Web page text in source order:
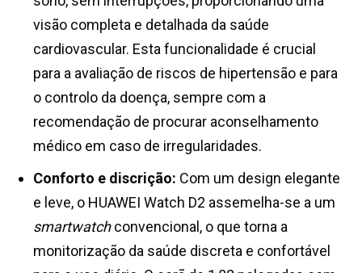
visão completa e detalhada da saúde
cardiovascular. Esta funcionalidade é crucial
para a avaliação de riscos de hipertensão e para
o controlo da doença, sempre com a
recomendação de procurar aconselhamento
médico em caso de irregularidades.
Conforto e discrição: Com um design elegante
e leve, o HUAWEI Watch D2 assemelha-se a um
smartwatchconvencional, o que torna a
monitorização da saúde discreta e confortável